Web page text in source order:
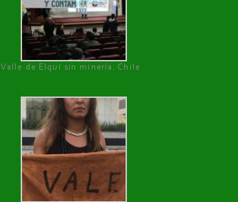
Valle de Elqui sin minería. Chile